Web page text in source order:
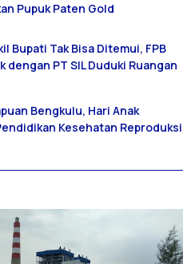
Pupuk Paten Gold
Bupati Tak Bisa Ditemui, FPB
dengan PT SIL Duduki Ruangan
Bengkulu, Hari Anak
Kesehatan Reproduksi